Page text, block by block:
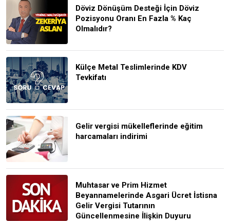
Döviz Dönüşüm Desteği İçin Döviz
Pozisyonu Oranı En Fazla % Kaç
Olmalıdır?
Külçe Metal Teslimlerinde KDV
Tevkifatı
Gelir vergisi mükelleflerinde eğitim
harcamaları indirimi
Muhtasar ve Prim Hizmet
Beyannamelerinde Asgari Ücret İstisna
Gelir Vergisi Tutarının
Güncellenmesine İlişkin Duyuru